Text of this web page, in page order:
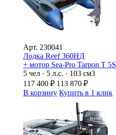
Арт. 230041
Лодка Reef 360НД
+ мотор Sea-Pro Tarpon Т 5S
5 чел · 5 л.с. · 103 см3
117 400 ₽ 113 870 ₽
В корзину Купить в 1 клик